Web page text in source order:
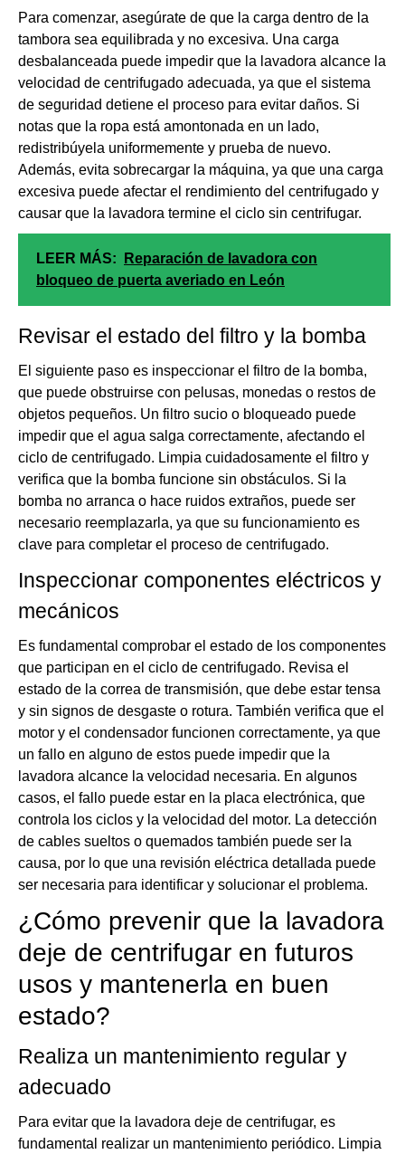
Para comenzar, asegúrate de que la carga dentro de la
tambora sea equilibrada y no excesiva. Una carga
desbalanceada puede impedir que la lavadora alcance la
velocidad de centrifugado adecuada, ya que el sistema
de seguridad detiene el proceso para evitar daños. Si
notas que la ropa está amontonada en un lado,
redistribúyela uniformemente y prueba de nuevo.
Además, evita sobrecargar la máquina, ya que una carga
excesiva puede afectar el rendimiento del centrifugado y
causar que la lavadora termine el ciclo sin centrifugar.
LEER MÁS:
Reparación de lavadora con
bloqueo de puerta averiado en León
Revisar el estado del filtro y la bomba
El siguiente paso es inspeccionar el filtro de la bomba,
que puede obstruirse con pelusas, monedas o restos de
objetos pequeños. Un filtro sucio o bloqueado puede
impedir que el agua salga correctamente, afectando el
ciclo de centrifugado. Limpia cuidadosamente el filtro y
verifica que la bomba funcione sin obstáculos. Si la
bomba no arranca o hace ruidos extraños, puede ser
necesario reemplazarla, ya que su funcionamiento es
clave para completar el proceso de centrifugado.
Inspeccionar componentes eléctricos y
mecánicos
Es fundamental comprobar el estado de los componentes
que participan en el ciclo de centrifugado. Revisa el
estado de la correa de transmisión, que debe estar tensa
y sin signos de desgaste o rotura. También verifica que el
motor y el condensador funcionen correctamente, ya que
un fallo en alguno de estos puede impedir que la
lavadora alcance la velocidad necesaria. En algunos
casos, el fallo puede estar en la placa electrónica, que
controla los ciclos y la velocidad del motor. La detección
de cables sueltos o quemados también puede ser la
causa, por lo que una revisión eléctrica detallada puede
ser necesaria para identificar y solucionar el problema.
¿Cómo prevenir que la lavadora
deje de centrifugar en futuros
usos y mantenerla en buen
estado?
Realiza un mantenimiento regular y
adecuado
Para evitar que la lavadora deje de centrifugar, es
fundamental realizar un mantenimiento periódico. Limpia